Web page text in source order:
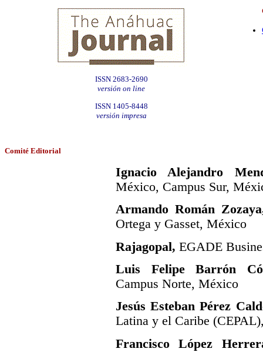
ISSN 2683-2690
versión on line
ISSN 1405-8448
versión impresa
Comité Editorial
Ignacio Alejandro
México, Campus Sur,
Armando Román
Ortega y Gasset, México
Rajagopal, EGADE
Luis Felipe Barrón
Campus Norte, México
Jesús Esteban Pérez
Latina y el Caribe
Francisco López